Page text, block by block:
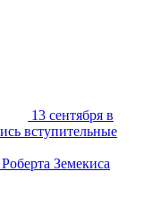
13 сентября в
вступительные
Земекиса